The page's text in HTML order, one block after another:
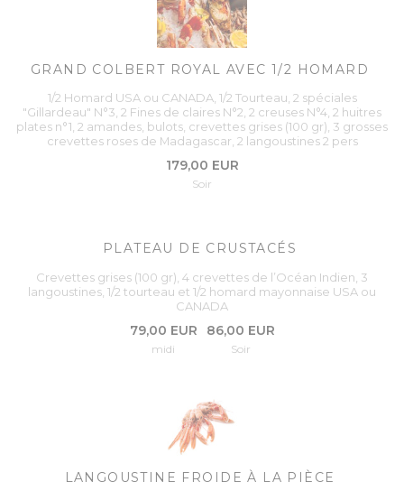
GRAND COLBERT ROYAL AVEC 1/2 HOMARD
1/2 Homard USA ou CANADA, 1/2 Tourteau, 2 spéciales
"Gillardeau" N°3, 2 Fines de claires N°2, 2 creuses N°4, 2 huitres
plates n°1, 2 amandes, bulots, crevettes grises (100 gr), 3 grosses
crevettes roses de Madagascar, 2 langoustines 2 pers
179,00 EUR
Soir
PLATEAU DE CRUSTACÉS
Crevettes grises (100 gr), 4 crevettes de l’Océan Indien, 3
langoustines, 1/2 tourteau et 1/2 homard mayonnaise USA ou
CANADA
79,00 EUR
midi
86,00 EUR
Soir
LANGOUSTINE FROIDE À LA PIÈCE